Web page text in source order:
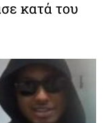
κατά του